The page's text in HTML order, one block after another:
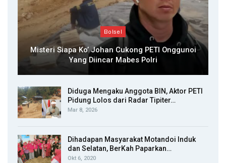
Bolsel
Misteri Siapa Ko’ Johan Cukong PETI Onggunoi
Yang Diincar Mabes Polri
Diduga Mengaku Anggota BIN, Aktor PETI
Pidung Lolos dari Radar Tipiter…
Mar 8, 2026
Dihadapan Masyarakat Motandoi Induk
dan Selatan, BerKah Paparkan…
Okt 6, 2020